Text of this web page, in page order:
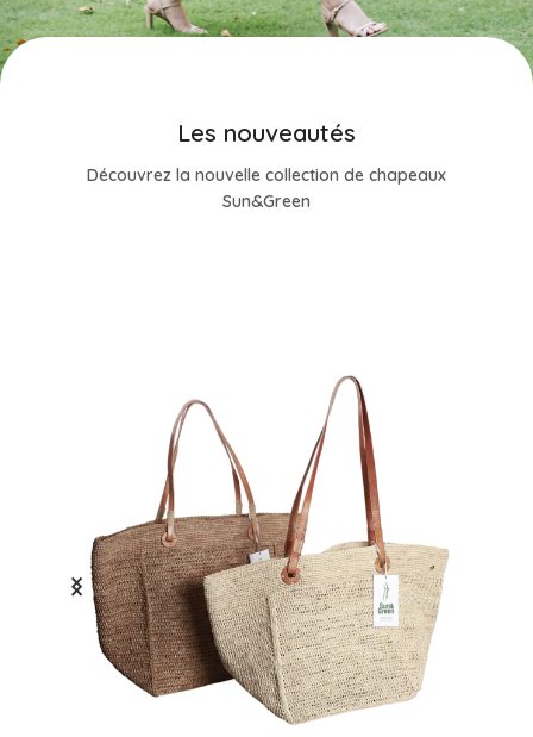
Les nouveautés
Découvrez la nouvelle collection de chapeaux
Sun&Green